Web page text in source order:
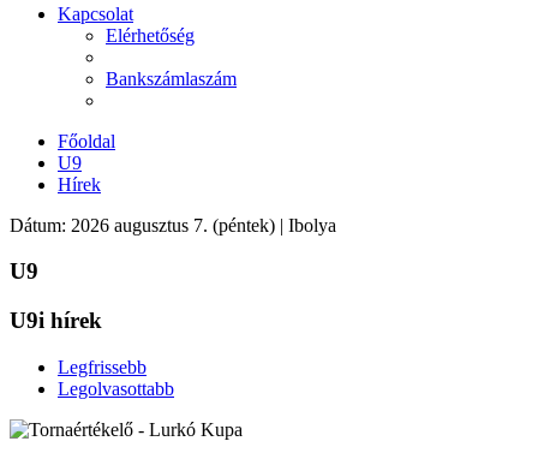
Kapcsolat
Elérhetőség
Bankszámlaszám
Főoldal
U9
Hírek
Dátum: 2026 augusztus 7. (péntek) | Ibolya
U9
U9i hírek
Legfrissebb
Legolvasottabb